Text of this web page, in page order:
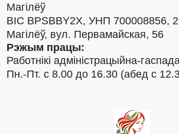
Магілёў
BIC BPSBBY2X, УНП 700008856,
Магілёў, вул. Первамайская, 56
Рэжым працы:
Работнікі адміністрацыйна-
Пн.-Пт. с 8.00 до 16.30 (абед с